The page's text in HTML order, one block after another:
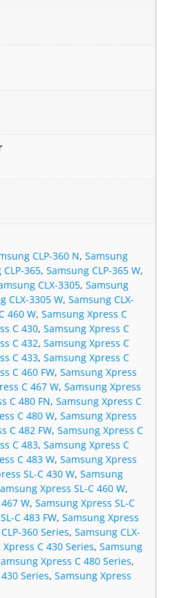
CLP-360 N,Samsung
365,Samsung CLP-365 W,
CLX-3305,Samsung
CLX-3305 W,Samsung CLX-
460 W,Samsung Xpress C
C 430,Samsung Xpress C
C 432,Samsung Xpress C
C 433,Samsung Xpress C
C 460 FW,Samsung Xpress
C 467 W,Samsung Xpress
C 480 FN,Samsung Xpress C
C 480 W,Samsung Xpress
C 482 FW,Samsung Xpress C
C 483,Samsung Xpress C
C 483 W,Samsung Xpress
SL-C 430 W,Samsung
Xpress SL-C 460 W,
W,Samsung Xpress SL-C
C 483 FW,Samsung Xpress
360 Series,Samsung CLX-
C 430 Series,Samsung
Xpress C 480 Series,
Series,Samsung Xpress